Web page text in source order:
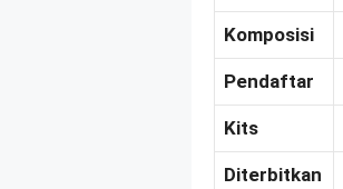
Komposisi
Pendaftar
Kits
Diterbitkan